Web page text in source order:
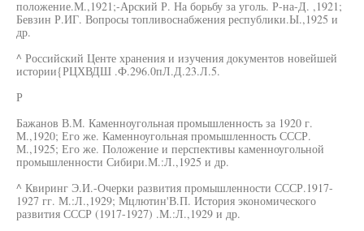
положение.М.,1921;-Арский Р. На борьбу за уголь. Р-на-Д. ,1921;
Бевзин Р.ИГ. Вопросы топливоснабжения республики.Ы.,1925 и
др.
^ Российский Центе хранения и изучения документов новейшей
истории{РЦХВДШ .Ф.296.0пЛ.Д.23.Л.5.
Р
Бажанов В.М. Каменноугольная промышленность за 1920 г.
М.,1920; Его же. Каменноугольная промышленность СССР.
М.,1925; Его же. Положение и перспективы каменноугольной
промышленности Сибири.М.:Л.,1925 и др.
^ Квиринг Э.И.-Очерки развития промышленности СССР.1917-
1927 гг. М.:Л.,1929; Мцлютин'В.П. История экономического
развития СССР (1917-1927) .М.:Л.,1929 и др.